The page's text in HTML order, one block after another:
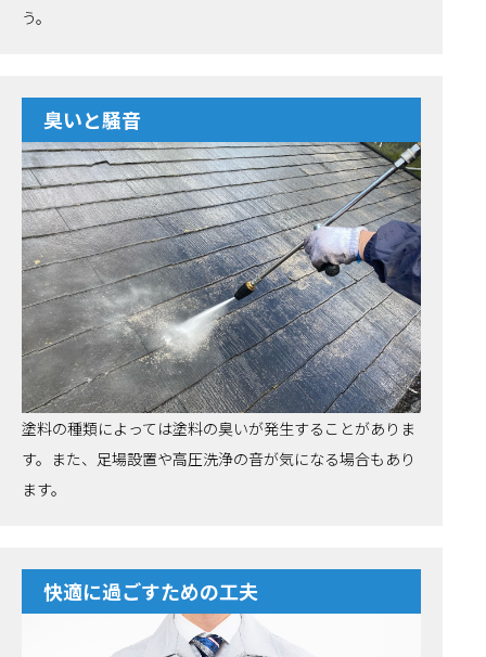
う。
臭いと騒音
塗料の種類によっては塗料の臭いが発生することがありま
す。また、足場設置や高圧洗浄の音が気になる場合もあり
ます。
快適に過ごすための工夫